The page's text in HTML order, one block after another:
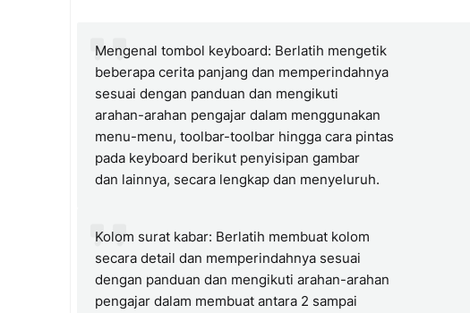
Mengenal tombol keyboard: Berlatih mengetik
beberapa cerita panjang dan memperindahnya
sesuai dengan panduan dan mengikuti
arahan-arahan pengajar dalam menggunakan
menu-menu, toolbar-toolbar hingga cara pintas
pada keyboard berikut penyisipan gambar
dan lainnya, secara lengkap dan menyeluruh.
Kolom surat kabar: Berlatih membuat kolom
secara detail dan memperindahnya sesuai
dengan panduan dan mengikuti arahan-arahan
pengajar dalam membuat antara 2 sampai